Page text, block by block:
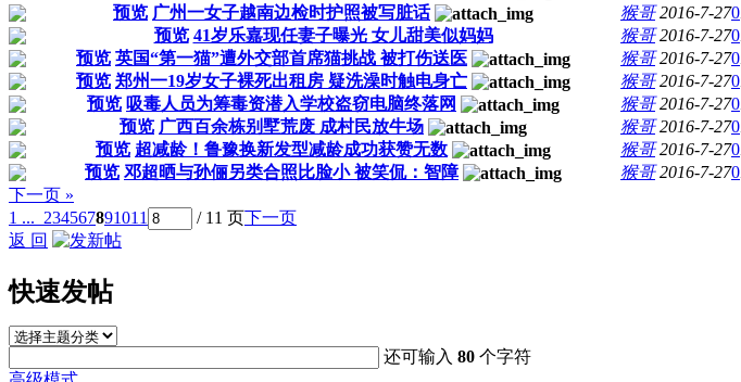
预览 广州一女子越南边检时护照被写脏话 猴哥 2016-7-270
预览 41岁乐嘉现任妻子曝光 女儿甜美似妈妈 猴哥 2016-7-270
预览 英国“第一猫”遭外交部首席猫挑战 被打伤送医 猴哥 2016-7-270
预览 郑州一19岁女子裸死出租房 疑洗澡时触电身亡 猴哥 2016-7-270
预览 吸毒人员为筹毒资潜入学校盗窃电脑终落网 猴哥 2016-7-270
预览 广西百余栋别墅荒废 成村民放牛场 猴哥 2016-7-270
预览 超减龄！鲁豫换新发型减龄成功获赞无数 猴哥 2016-7-270
预览 邓超晒与孙俪另类合照比脸小 被笑侃：智障 猴哥 2016-7-270
下一页 »
1 ... 234567891011 / 11 页下一页
返 回
快速发帖
还可输入80 个字符